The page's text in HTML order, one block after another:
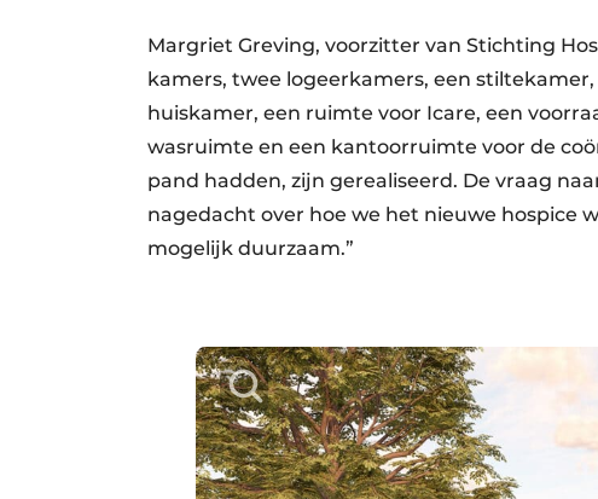
Margriet Greving, voorzitter van Stichting
kamers, twee logeerkamers, een
huiskamer, een ruimte voor Icare, een
wasruimte en een kantoorruimte voor de
pand hadden, zijn gerealiseerd. De vraag
nagedacht over hoe we het nieuwe hospice
mogelijk duurzaam.”